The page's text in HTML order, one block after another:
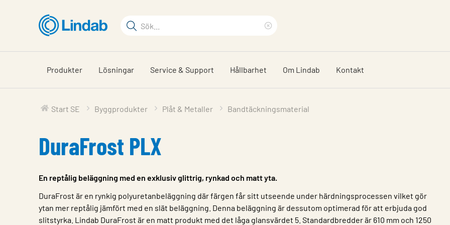
huvudinnehållet
Sökord
på
sajten
sökfras
Produkter Lösningar Service & Support Hållbarhet Om Lindab Kontakt
Start SE Byggprodukter Plåt & Metaller Bandtäckningsmaterial
DuraFrost PLX
En reptålig beläggning med en exklusiv glittrig, rynkad och matt yta.
DuraFrost är en rynkig polyuretanbeläggning där färgen får sitt utseende under härdningsprocessen vilket gör
ytan mer reptålig jämfört med en slät beläggning. Denna beläggning är dessutom optimerad för att erbjuda god
slitstyrka. Lindab DuraFrost är en matt produkt med det låga glansvärdet 5. Standardbredder är 610 mm och 1250